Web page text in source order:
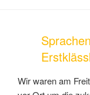
Wir waren am